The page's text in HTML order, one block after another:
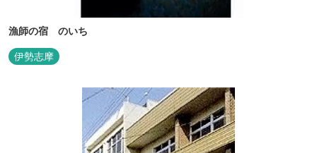
漁師の宿 のいち
伊勢志摩